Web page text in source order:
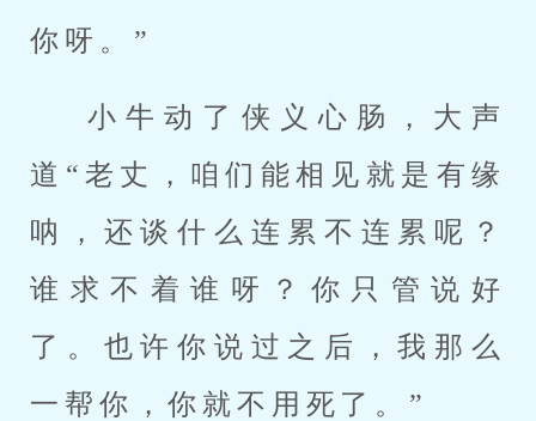
你呀。”
小牛动了侠义心肠，大声
道“老丈，咱们能相见就是有缘
呐，还谈什么连累不连累呢？
谁求不着谁呀？你只管说好
了。也许你说过之后，我那么
一帮你，你就不用死了。”